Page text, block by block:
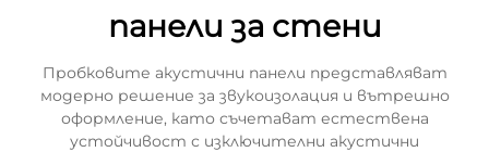
панели за стени
Пробковите акустични панели представляват
модерно решение за звукоизолация и вътрешно
оформление, като съчетават естествена
устойчивост с изключителни акустични